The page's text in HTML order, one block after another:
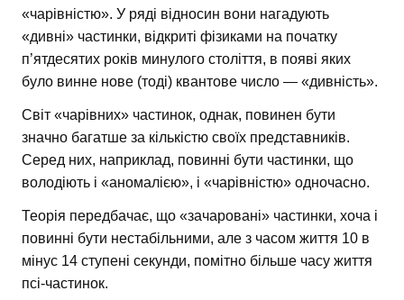
«чарівністю». У ряді відносин вони нагадують
«дивні» частинки, відкриті фізиками на початку
п’ятдесятих років минулого століття, в появі яких
було винне нове (тоді) квантове число — «дивність».
Світ «чарівних» частинок, однак, повинен бути
значно багатше за кількістю своїх представників.
Серед них, наприклад, повинні бути частинки, що
володіють і «аномалією», і «чарівністю» одночасно.
Теорія передбачає, що «зачаровані» частинки, хоча і
повинні бути нестабільними, але з часом життя 10 в
мінус 14 ступені секунди, помітно більше часу життя
псі-частинок.